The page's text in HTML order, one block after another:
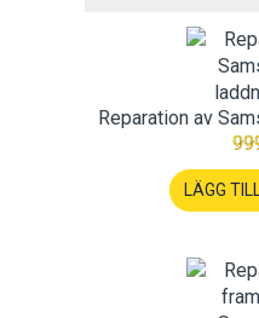
Reparation av
LÄGG